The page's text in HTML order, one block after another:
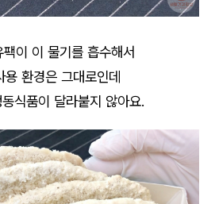
이 이 물기를 흡수해서
용 환경은 그대로인데
식품이 달라붙지 않아요.